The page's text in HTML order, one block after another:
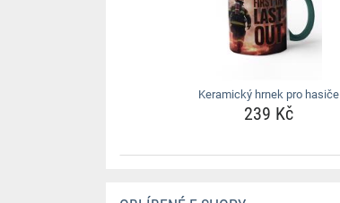
Keramický hrnek pro hasiče
239 Kč